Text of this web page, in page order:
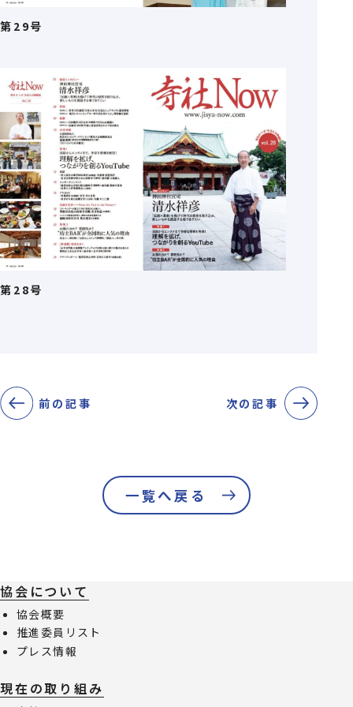
第29号
第28号
前の記事 次の記事
一覧へ戻る
協会について
協会概要
推進委員リスト
プレス情報
現在の取り組み